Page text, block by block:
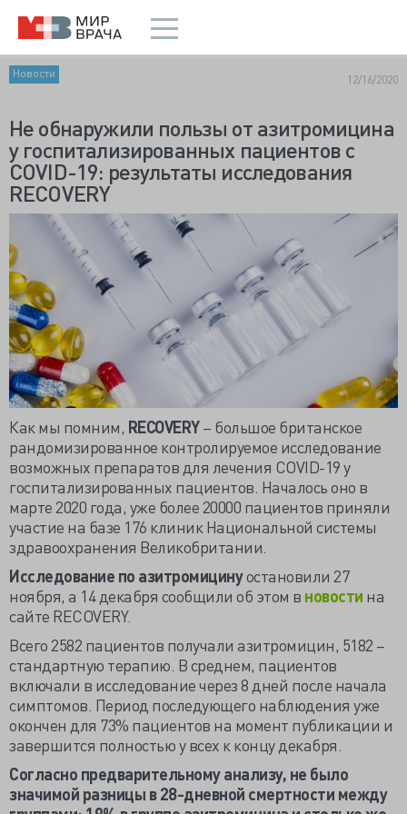
Новости 12/16/2020
Не обнаружили пользы от азитромицина
у госпитализированных пациентов с
COVID-19: результаты исследования
RECOVERY
Как мы помним, RECOVERY– большое британское
рандомизированное контролируемое исследование
возможных препаратов для лечения COVID-19 у
госпитализированных пациентов. Началось оно в
марте 2020 года, уже более 20000 пациентов приняли
участие на базе 176 клиник Национальной системы
здравоохранения Великобритании.
Исследование по азитромицинуостановили 27
ноября, а 14 декабря сообщили об этом в новости на
сайте RECOVERY.
Всего 2582 пациентов получали азитромицин, 5182 –
стандартную терапию. В среднем, пациентов
включали в исследование через 8 дней после начала
симптомов. Период последующего наблюдения уже
окончен для 73% пациентов на момент публикации и
завершится полностью у всех к концу декабря.
Согласно предварительному анализу, не было
значимой разницы в 28-дневной смертности между